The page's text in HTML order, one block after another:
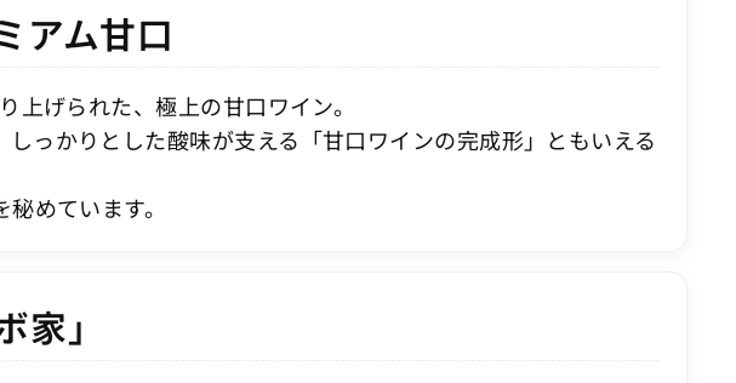
アム甘口
げられた、極上の甘口ワイン。
っかりとした酸味が支える「甘口ワインの完成形」ともいえる
めています。
」